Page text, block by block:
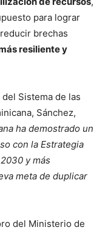
para lograr
brechas
resiliente y
Sistema de las
Sánchez,
ha demostrado un
con la Estrategia
y más
meta de duplicar
del Ministerio de